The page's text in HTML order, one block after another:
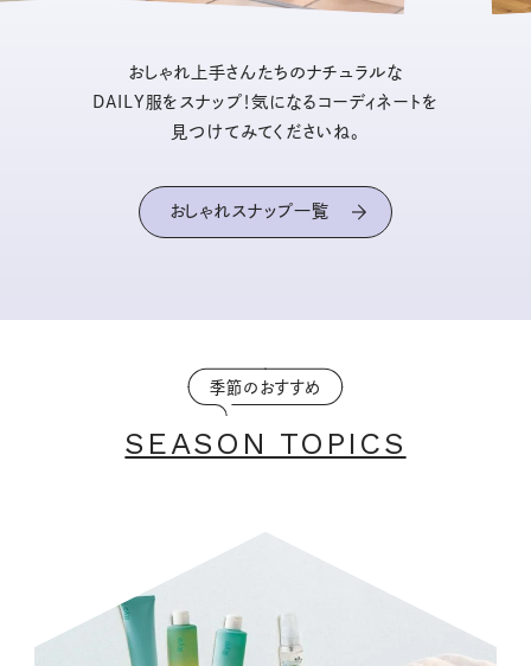
おしゃれ上手さんたちのナチュラルな
DAILY服をスナップ！気になるコーディネートを
見つけてみてくださいね。
おしゃれスナップ一覧
季節のおすすめ
SEASON TOPICS